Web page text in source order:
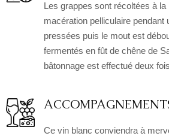
Les grappes sont récoltées à la
macération pelliculaire pendant
pressées puis le mout est
fermentés en fût de chêne de
bâtonnage est effectué deux
Ce vin blanc conviendra à